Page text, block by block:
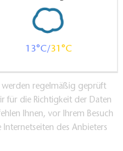
13 31
werden regelmäßig geprüft
für die Richtigkeit der Daten
Ihnen, vor Ihrem Besuch
des Anbieters